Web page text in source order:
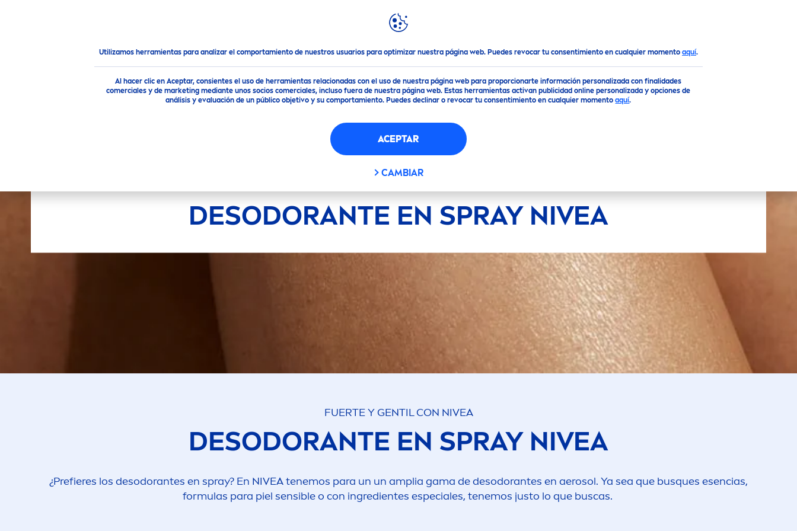
Utilizamos herramientas para analizar el comportamiento de nuestros usuarios para optimizar nuestra página web. Puedes revocar tu consentimiento en cualquier momento aquí.
Al hacer clic en Aceptar, consientes el uso de herramientas relacionadas con el uso de nuestra página web para proporcionarte información personalizada con finalidades
comerciales y de marketing mediante unos socios comerciales, incluso fuera de nuestra página web. Estas herramientas activan publicidad online personalizada y opciones de
análisis y evaluación de un público objetivo y su comportamiento. Puedes declinar o revocar tu consentimiento en cualquier momentoaquí.
ACEPTAR
CAMBIAR
DESTACADOS
Nuestros Productos Cuidado Corporal Desodorante Desodorante en SprayNIVEA
DESODORANTE EN SPRAY NIVEA
FUERTE Y GENTIL CON NIVEA
DESODORANTE EN SPRAY NIVEA
¿Prefieres los desodorantes en spray? En NIVEAtenemos para un un amplia gama de desodorantes en aerosol. Ya sea que busques esencias,
formulas para piel sensible o con ingredientes especiales, tenemos justo lo que buscas.